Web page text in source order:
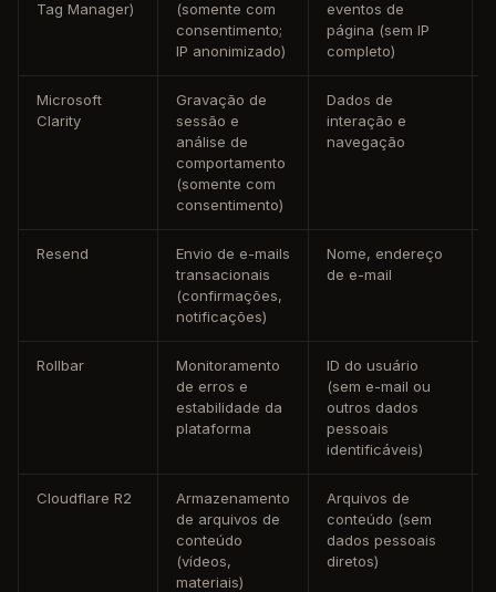
Tag Manager)
(somente com
consentimento;
IP anonimizado)
eventos de
página (sem IP
completo)
Microsoft
Clarity
Gravação de
sessão e
análise de
comportamento
(somente com
consentimento)
Dados de
interação e
navegação
Resend
Envio de e-mails
transacionais
(confirmações,
notificações)
Nome, endereço
de e-mail
Rollbar
Monitoramento
de erros e
estabilidade da
plataforma
ID do usuário
(sem e-mail ou
outros dados
pessoais
identificáveis)
Cloudflare R2
Armazenamento
de arquivos de
conteúdo
(vídeos,
materiais)
Arquivos de
conteúdo (sem
dados pessoais
diretos)